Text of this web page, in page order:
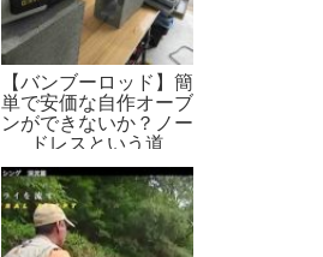
【バンブーロッド】簡
単で安価な自作オーブ
ンができないか？ノー
ドレスという道